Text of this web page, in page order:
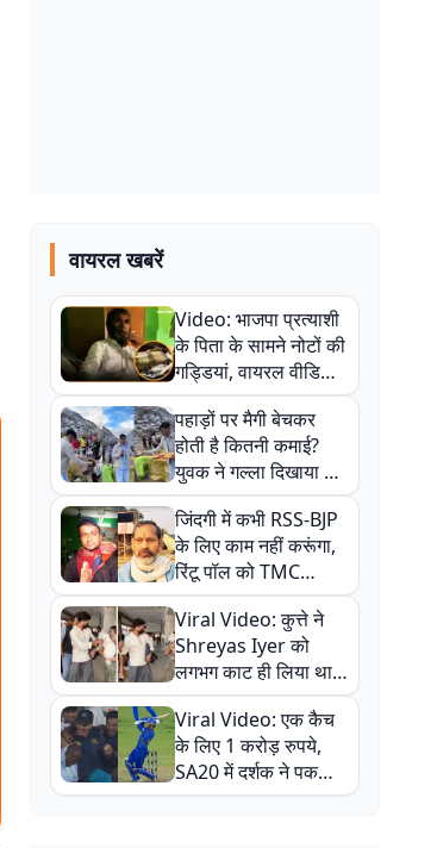
वायरल खबरें
Video: भाजपा प्रत्याशी
के पिता के सामने नोटों की
गड्डियां, वायरल वीडियो
से राजनीति में उबाल,
अजित महतो बोले- TMC
की गंदी चाल
पहाड़ों पर मैगी बेचकर
होती है कितनी कमाई?
युवक ने गल्ला दिखाया तो
नौकरी वालों के खड़े हो गए
कान
जिंदगी में कभी RSS-BJP
के लिए काम नहीं करूंगा,
रिंटू पॉल को TMC
ऑफिस में ले जाकर पीटा,
Video वायरल
Viral Video: कुत्ते ने
Shreyas Iyer को
लगभग काट ही लिया था,
न्यूजीलैंड सीरीज से पहले
बाल-बाल बचे
Viral Video: एक कैच
के लिए 1 करोड़ रुपये,
SA20 में दर्शक ने पकड़ा
एक हाथ से गजब का कैच